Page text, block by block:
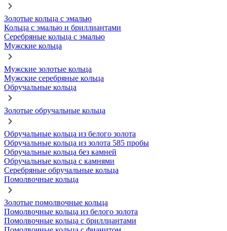
Золотые кольца с эмалью
Кольца с эмалью и бриллиантами
Серебряные кольца с эмалью
Мужские кольца
Мужские золотые кольца
Мужские серебряные кольца
Обручальные кольца
Золотые обручальные кольца
Обручальные кольца из белого золота
Обручальные кольца из золота 585 пробы
Обручальные кольца без камней
Обручальные кольца с камнями
Серебряные обручальные кольца
Помолвочные кольца
Золотые помолвочные кольца
Помолвочные кольца из белого золота
Помолвочные кольца с бриллиантами